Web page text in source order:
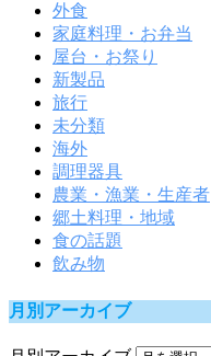
外食
家庭料理・お弁当
屋台・お祭り
新製品
旅行
未分類
海外
調理器具
農業・漁業・生産者
郷土料理・地域
食の話題
飲み物
月別アーカイブ